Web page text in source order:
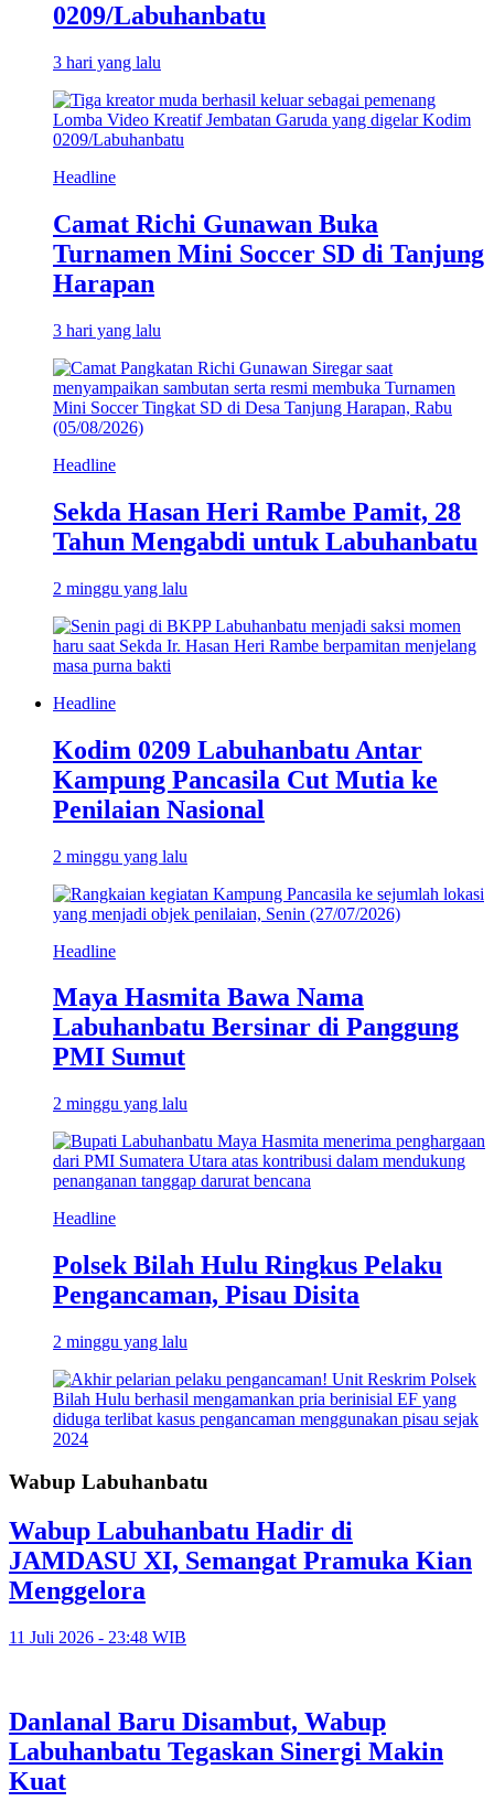
0209/Labuhanbatu
3 hari yang lalu
Headline
Camat Richi Gunawan Buka
Turnamen Mini Soccer SD di Tanjung
Harapan
3 hari yang lalu
Headline
Sekda Hasan Heri Rambe Pamit, 28
Tahun Mengabdi untuk Labuhanbatu
2 minggu yang lalu
Headline
Kodim 0209 Labuhanbatu Antar
Kampung Pancasila Cut Mutia ke
Penilaian Nasional
2 minggu yang lalu
Headline
Maya Hasmita Bawa Nama
Labuhanbatu Bersinar di Panggung
PMI Sumut
2 minggu yang lalu
Headline
Polsek Bilah Hulu Ringkus Pelaku
Pengancaman, Pisau Disita
2 minggu yang lalu
Wabup Labuhanbatu
Wabup Labuhanbatu Hadir di
JAMDASU XI, Semangat Pramuka Kian
Menggelora
11 Juli 2026 - 23:48 WIB
Danlanal Baru Disambut, Wabup
Labuhanbatu Tegaskan Sinergi Makin
Kuat